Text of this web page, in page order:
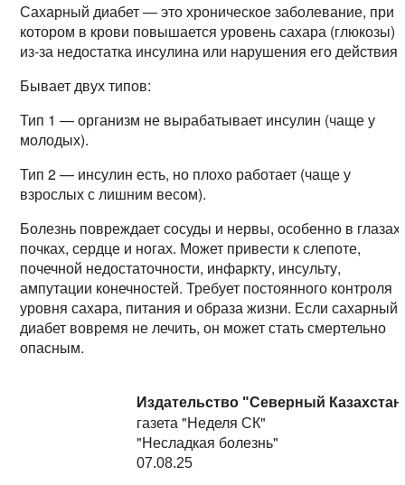
Сахарный диабет — это хроническое заболевание, при
котором в крови повышается уровень сахара (глюкозы)
из-за недостатка инсулина или нарушения его действия.
Бывает двух типов:
Тип 1 — организм не вырабатывает инсулин (чаще у
молодых).
Тип 2 — инсулин есть, но плохо работает (чаще у
взрослых с лишним весом).
Болезнь повреждает сосуды и нервы, особенно в глазах,
почках, сердце и ногах. Может привести к слепоте,
почечной недостаточности, инфаркту, инсульту,
ампутации конечностей. Требует постоянного контроля
уровня сахара, питания и образа жизни. Если сахарный
диабет вовремя не лечить, он может стать смертельно
опасным.
Издательство "Северный
газета "Неделя СК"
"Несладкая болезнь"
07.08.25